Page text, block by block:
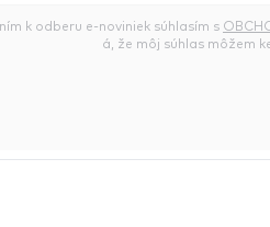
k odberu e-noviniek súhlasím s
á, že môj súhlas môžem